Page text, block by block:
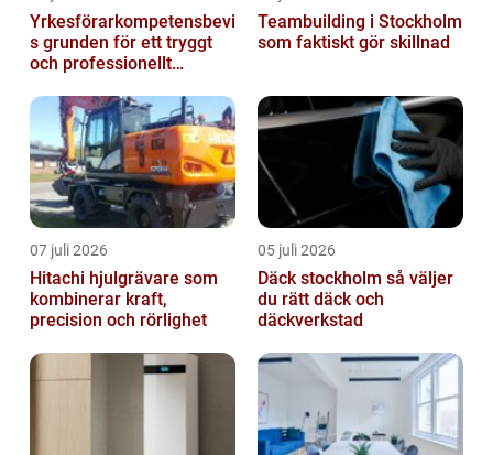
Yrkesförarkompetensbevi
s grunden för ett tryggt
och professionellt
Teambuilding i Stockholm
som faktiskt gör skillnad
07 juli 2026
Hitachi hjulgrävare som
kombinerar kraft,
precision och rörlighet
05 juli 2026
Däck stockholm så väljer
du rätt däck och
däckverkstad